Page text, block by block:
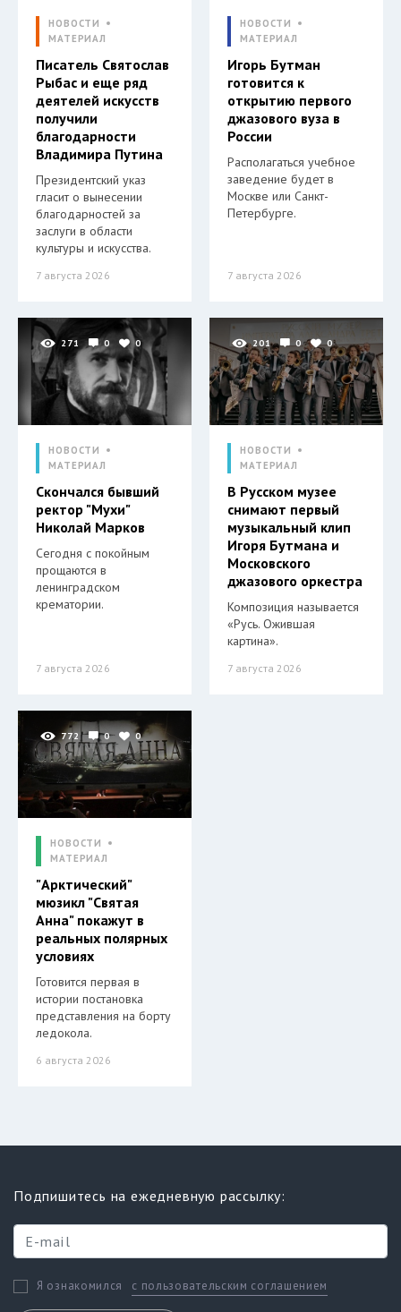
НОВОСТИ
МАТЕРИАЛ
Писатель Святослав
Рыбас и еще ряд
деятелей искусств
получили
благодарности
Владимира Путина
Президентский указ
гласит о вынесении
благодарностей за
заслуги в области
культуры и искусства.
7 августа 2026
НОВОСТИ
МАТЕРИАЛ
Игорь Бутман
готовится к
открытию первого
джазового вуза в
России
Располагаться учебное
заведение будет в
Москве или Санкт-
Петербурге.
7 августа 2026
271 0 0
НОВОСТИ
МАТЕРИАЛ
Скончался бывший
ректор "Мухи"
Николай Марков
Сегодня с покойным
прощаются в
ленинградском
крематории.
7 августа 2026
201 0 0
НОВОСТИ
МАТЕРИАЛ
В Русском музее
снимают первый
музыкальный клип
Игоря Бутмана и
Московского
джазового оркестра
Композиция называется
«Русь. Ожившая
картина».
7 августа 2026
772 0 0
НОВОСТИ
МАТЕРИАЛ
"Арктический"
мюзикл "Святая
Анна" покажут в
реальных полярных
условиях
Готовится первая в
истории постановка
представления на борту
ледокола.
6 августа 2026
Подпишитесь на ежедневную рассылку:
Я ознакомился с пользовательским соглашением